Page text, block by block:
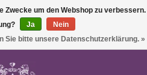
Zwecke um den Webshop zu verbessern.
Ja
Nein
Sie bitte unsere Datenschutzerklärung. »